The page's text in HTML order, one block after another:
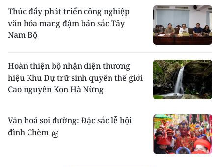
Thúc đẩy phát triển công nghiệp
văn hóa mang đậm bản sắc Tây
Nam Bộ
Hoàn thiện bộ nhận diện thương
hiệu Khu Dự trữ sinh quyển thế giới
Cao nguyên Kon Hà Nừng
Văn hoá soi đường: Đặc sắc lễ hội
đình Chèm